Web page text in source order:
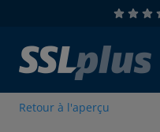
Retour à l'aperçu